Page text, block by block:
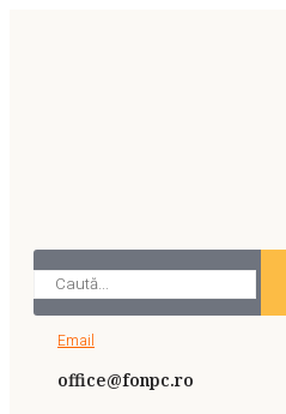
Email
office@fonpc.ro